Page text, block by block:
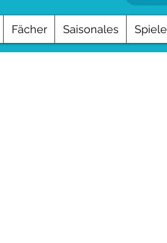
Fächer Saisonales Spiele